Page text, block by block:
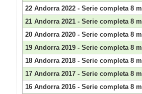
22 Andorra 2022 - Serie completa 8
21 Andorra 2021 - Serie completa 8
20 Andorra 2020 - Serie completa 8
19 Andorra 2019 - Serie completa 8
18 Andorra 2018 - Serie completa 8
17 Andorra 2017 - Serie completa 8
16 Andorra 2016 - Serie completa 8